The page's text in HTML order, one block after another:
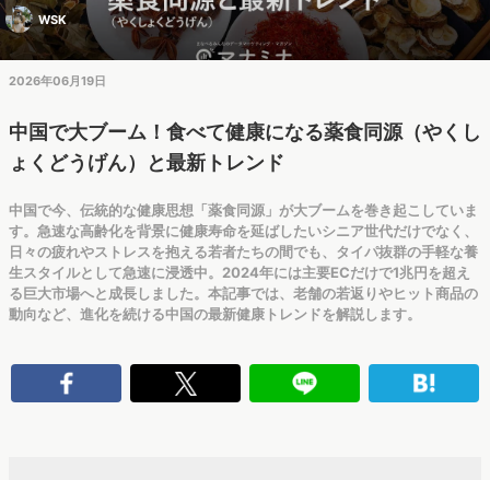
WSK
2026年06月19日
中国で大ブーム！食べて健康になる薬食同源（やくし
ょくどうげん）と最新トレンド
中国で今、伝統的な健康思想「薬食同源」が大ブームを巻き起こしていま
す。急速な高齢化を背景に健康寿命を延ばしたいシニア世代だけでなく、
日々の疲れやストレスを抱える若者たちの間でも、タイパ抜群の手軽な養
生スタイルとして急速に浸透中。2024年には主要ECだけで1兆円を超え
る巨大市場へと成長しました。本記事では、老舗の若返りやヒット商品の
動向など、進化を続ける中国の最新健康トレンドを解説します。